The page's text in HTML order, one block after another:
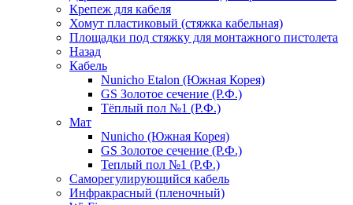
Крепеж для кабеля
Хомут пластиковый (стяжка кабельная)
Площадки под стяжку для монтажного пистолета
Назад
Кабель
Nunicho Etalon (Южная Корея)
GS Золотое сечение (Р.Ф.)
Тёплый пол №1 (Р.Ф.)
Мат
Nunicho (Южная Корея)
GS Золотое сечение (Р.Ф.)
Теплый пол №1 (Р.Ф.)
Саморегулирующийся кабель
Инфракрасный (пленочный)